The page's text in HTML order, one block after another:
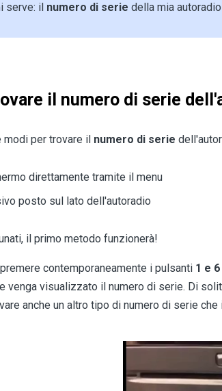
serve: il numero di serie della mia
il numero di serie
modi per trovare il numero di serie
direttamente tramite il menu
posto sul lato dell'autoradio
il primo metodo funzionerà!
contemporaneamente i pulsanti 1 e 6
venga visualizzato il numero di serie. Di
anche un altro tipo di numero di serie che